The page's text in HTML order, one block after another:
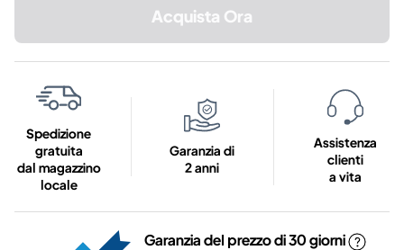
Acquista Ora
Spedizione
gratuita
dal magazzino
locale
Garanzia di
2 anni
Assistenza
clienti
a vita
Garanzia del prezzo di 30 giorni